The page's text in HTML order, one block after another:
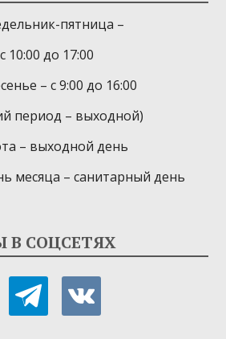
пятница –
с 10:00 до 17:00
– с 9:00 до 16:00
период – выходной)
– выходной день
месяца – санитарный день
В СОЦСЕТЯХ
telegramvkontakte